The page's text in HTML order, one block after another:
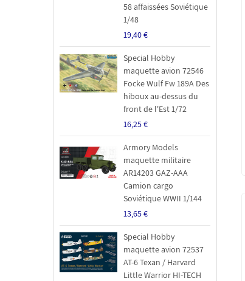
58 affaissées Soviétique
1/48
19,40 €
Special Hobby
maquette avion 72546
Focke Wulf Fw 189A Des
hiboux au-dessus du
front de l'Est 1/72
16,25 €
Armory Models
maquette militaire
AR14203 GAZ-AAA
Camion cargo
Soviétique WWII 1/144
13,65 €
Special Hobby
maquette avion 72537
AT-6 Texan / Harvard
Little Warrior HI-TECH